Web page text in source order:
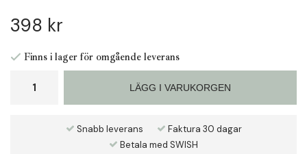
398 kr
Finns i lager för omgående leverans
LÄGG I VARUKORGEN
Snabb leverans
Faktura 30 dagar
Betala med SWISH